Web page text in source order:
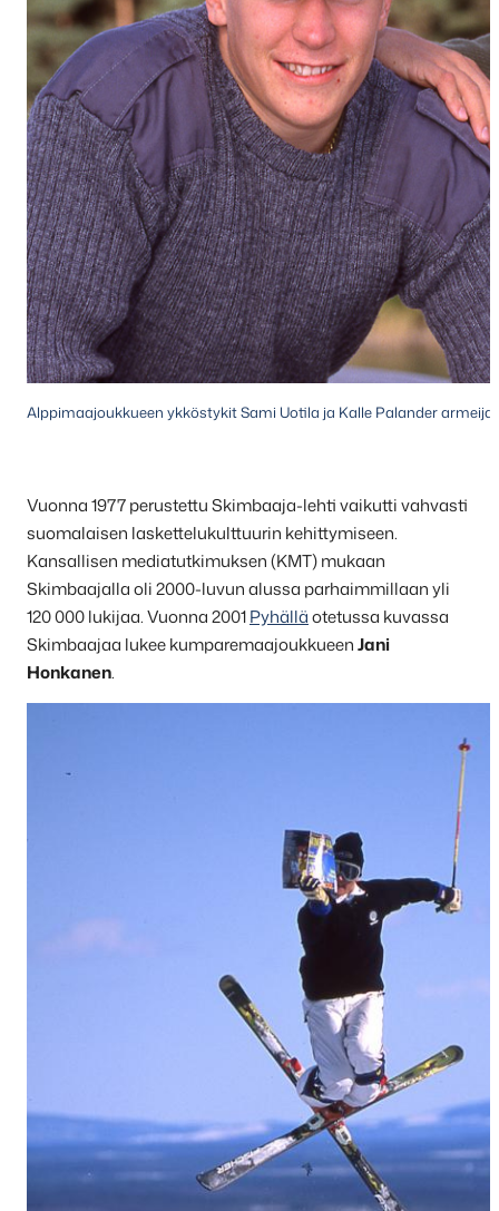
Alppimaajoukkueen ykköstykit Sami Uotila ja Kalle Palander
Vuonna 1977 perustettu Skimbaaja-lehti vaikutti vahvasti
suomalaisen laskettelukulttuurin kehittymiseen.
Kansallisen mediatutkimuksen (KMT) mukaan
Skimbaajalla oli 2000-luvun alussa parhaimmillaan yli
120 000 lukijaa. Vuonna 2001Pyhälläotetussa kuvassa
Skimbaajaa lukee kumparemaajoukkueenJani
Honkanen.